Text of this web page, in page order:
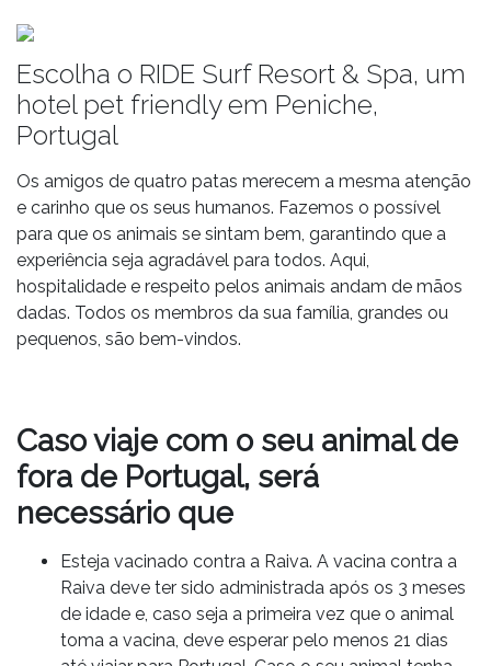
Escolha o RIDE Surf Resort & Spa, um
hotel pet friendly em Peniche,
Portugal
Os amigos de quatro patas merecem a mesma atenção
e carinho que os seus humanos. Fazemos o possível
para que os animais se sintam bem, garantindo que a
experiência seja agradável para todos. Aqui,
hospitalidade e respeito pelos animais andam de mãos
dadas. Todos os membros da sua família, grandes ou
pequenos, são bem-vindos.
Caso viaje com o seu animal de
fora de Portugal, será
necessário que
Esteja vacinado contra a Raiva. A vacina contra a
Raiva deve ter sido administrada após os 3 meses
de idade e, caso seja a primeira vez que o animal
toma a vacina, deve esperar pelo menos 21 dias